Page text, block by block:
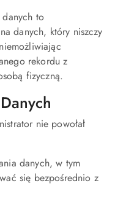
to
danych, który niszczy
rekordu z
fizyczną.
nie powołał
danych, w tym
się bezpośrednio z